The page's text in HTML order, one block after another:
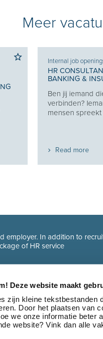
Deze website maakt
zijn kleine tekstbestanden
Door het plaatsen van
we onze informatie beter
website? Vink dan alle
Meer
Internal job
HR
BANKING &
Ben jij iemand
verbinden?
mensen spreekt
Read more
employer. In addition to
of HR service